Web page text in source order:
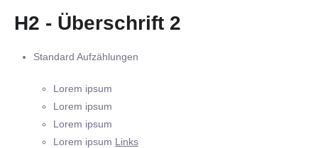
H2 - Überschrift 2
Standard Aufzählungen
Lorem ipsum
Lorem ipsum
Lorem ipsum
Lorem ipsum Links